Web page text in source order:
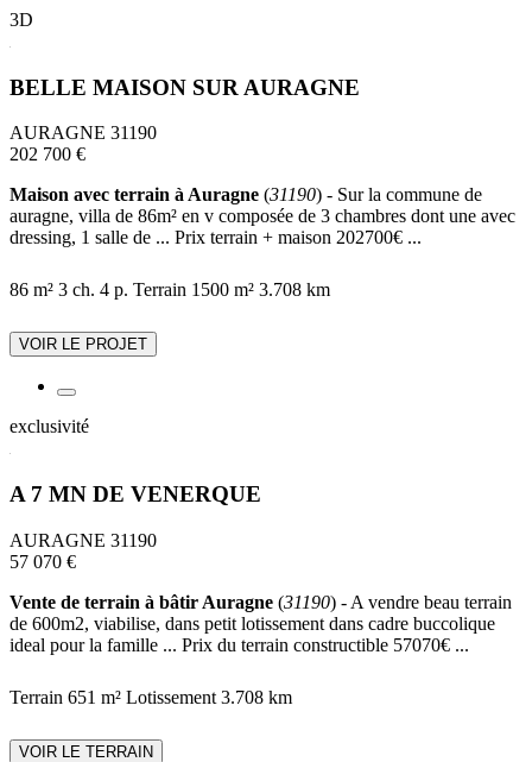
3D
BELLE MAISON SUR AURAGNE
AURAGNE 31190
202 700 €
Maison avec terrain à Auragne (31190) - Sur la commune de
auragne, villa de 86m² en v composée de 3 chambres dont une avec
dressing, 1 salle de ... Prix terrain + maison 202700€ ...
86 m² 3 ch. 4 p. Terrain 1500 m² 3.708 km
VOIR LE PROJET
exclusivité
A 7 MN DE VENERQUE
AURAGNE 31190
57 070 €
Vente de terrain à bâtir Auragne (31190) - A vendre beau terrain
de 600m2, viabilise, dans petit lotissement dans cadre buccolique
ideal pour la famille ... Prix du terrain constructible 57070€ ...
Terrain 651 m² Lotissement 3.708 km
VOIR LE TERRAIN